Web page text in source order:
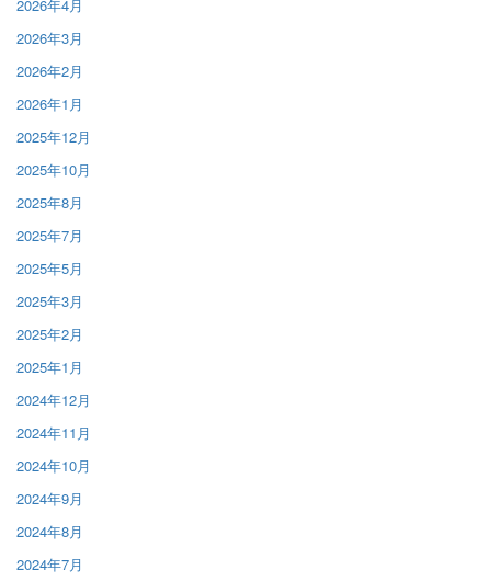
2026年4月
2026年3月
2026年2月
2026年1月
2025年12月
2025年10月
2025年8月
2025年7月
2025年5月
2025年3月
2025年2月
2025年1月
2024年12月
2024年11月
2024年10月
2024年9月
2024年8月
2024年7月